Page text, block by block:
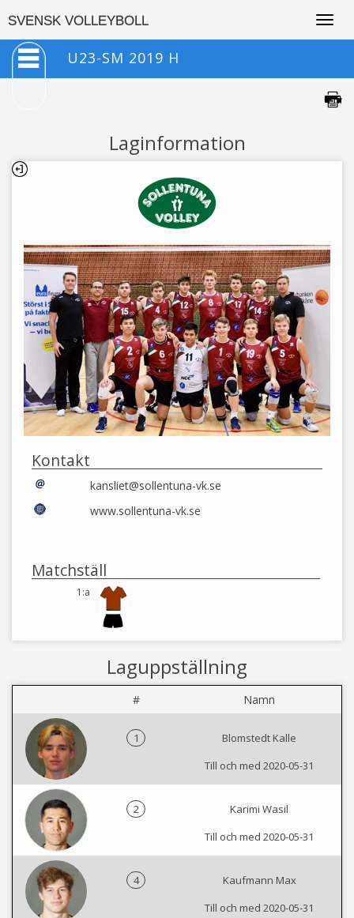
SVENSK VOLLEYBOLL
U23-SM 2019 H
Laginformation
Kontakt
kansliet@sollentuna-vk.se
www.sollentuna-vk.se
Matchställ
1:a
Laguppställning
# Namn
1
Blomstedt Kalle
Till och med 2020-05-31
2
Karimi Wasil
Till och med 2020-05-31
4
Kaufmann Max
Till och med 2020-05-31